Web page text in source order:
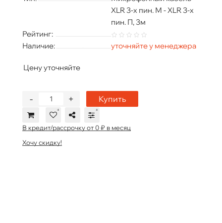
XLR 3-х пин. М - XLR 3-х
пин. П, 3м
Рейтинг:
Наличие:
уточняйте у менеджера
Цену уточняйте
+
- Купить
В кредит/рассрочку от 0 ₽ в месяц
Хочу скидку!